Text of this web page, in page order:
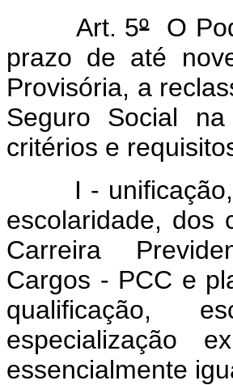
Art. 5ºO
prazo de até
Provisória, a
Seguro Social
critérios e
I - unificação,
escolaridade, dos
Carreira
Cargos - PCC e
qualificação,
especialização
essencialmente